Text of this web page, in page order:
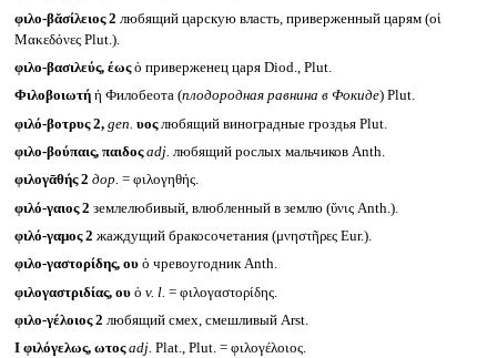
φιλο-βᾰσίλειος 2 любящий царскую власть, приверженный царям (οἱ
Μακεδόνες Plut.).
φιλο-βασιλεύς, έωςὁ приверженец царя Diod., Plut.
Φιλοβοιωτή ἡ Филобеота (плодородная равнина в Фокиде) Plut.
φιλό-βοτρυς 2, gen. υοςлюбящий виноградные гроздья Plut.
φιλο-βούπαις, παιδος adj. любящий рослых мальчиков Anth.
φιλογᾱθής 2 дор. = φιλογηθής.
φιλό-γαιος 2 землелюбивый, влюбленный в землю (ὕνις Anth.).
φιλό-γαμος 2 жаждущий бракосочетания (μνηστῆρες Eur.).
φιλο-γαστορίδης, ουὁ чревоугодник Anth.
φιλογαστριδίας, ουὁ v. l. = φιλογαστορίδης.
φιλο-γέλοιος 2 любящий смех, смешливый Arst.
I φιλόγελως, ωτοςadj. Plat., Plut. = φιλογέλοιος.